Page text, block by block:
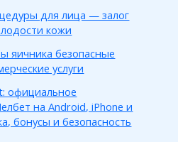
для лица — залог
кожи
яичника безопасные
услуги
официальное
на Android, iPhone и
бонусы и безопасность